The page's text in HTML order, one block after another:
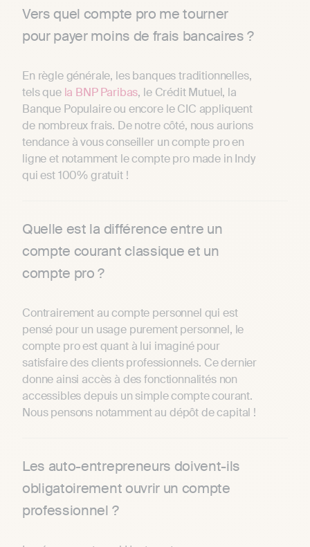
Vers quel compte pro me tourner
pour payer moins de frais bancaires ?
En règle générale, les banques traditionnelles,
tels que la BNP Paribas, le Crédit Mutuel, la
Banque Populaire ou encore le CIC appliquent
de nombreux frais. De notre côté, nous aurions
tendance à vous conseiller un compte pro en
ligne et notamment le compte pro made in Indy
qui est 100% gratuit !
Quelle est la différence entre un
compte courant classique et un
compte pro ?
Contrairement au compte personnel qui est
pensé pour un usage purement personnel, le
compte pro est quant à lui imaginé pour
satisfaire des clients professionnels. Ce dernier
donne ainsi accès à des fonctionnalités non
accessibles depuis un simple compte courant.
Nous pensons notamment au dépôt de capital !
Les auto-entrepreneurs doivent-ils
obligatoirement ouvrir un compte
professionnel ?